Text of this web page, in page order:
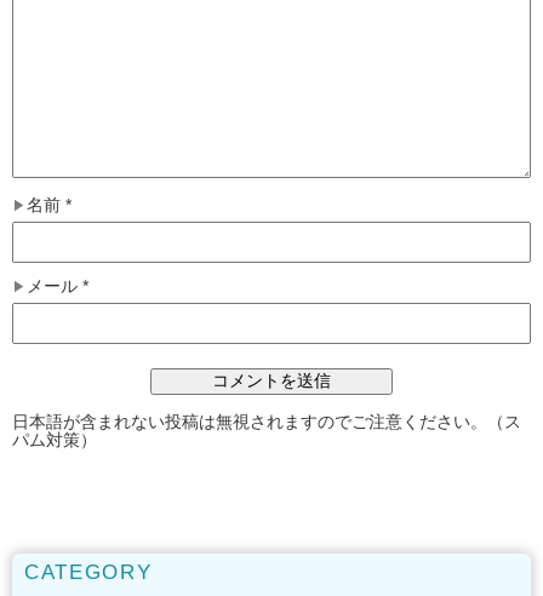
名前 *
メール *
日本語が含まれない投稿は無視されますのでご注意ください。（ス
パム対策）
CATEGORY